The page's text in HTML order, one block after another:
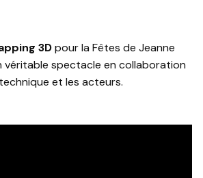
3Dpour la Fêtes de Jeanne
véritable spectacle en collaboration
et les acteurs.